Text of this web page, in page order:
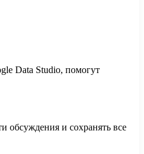
Data Studio, помогут
обсуждения и сохранять все